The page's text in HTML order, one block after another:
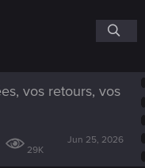
vos retours, vos
29K
Jun 25, 2026